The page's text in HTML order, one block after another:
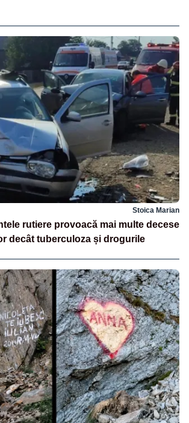
Stoica Marian
rutiere provoacă mai multe decese
decât tuberculoza și drogurile